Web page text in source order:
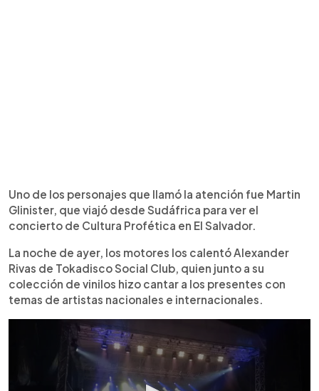
Uno de los personajes que llamó la atención fue Martin
Glinister, que viajó desde Sudáfrica para ver el
concierto de Cultura Profética en El Salvador.
La noche de ayer, los motores los calentó Alexander
Rivas de Tokadisco Social Club, quien junto a su
colección de vinilos hizo cantar a los presentes con
temas de artistas nacionales e internacionales.